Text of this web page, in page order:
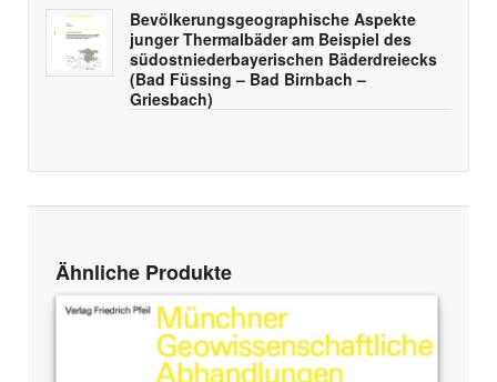
Bevölkerungsgeographische Aspekte
junger Thermalbäder am Beispiel des
südostniederbayerischen Bäderdreiecks
(Bad Füssing – Bad Birnbach –
Griesbach)
Ähnliche Produkte